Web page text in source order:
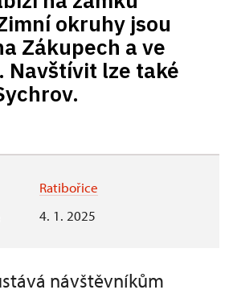
okruhy jsou
Zákupech a ve
Navštívit lze také
Ratibořice
4. 1. 2025
návštěvníkům